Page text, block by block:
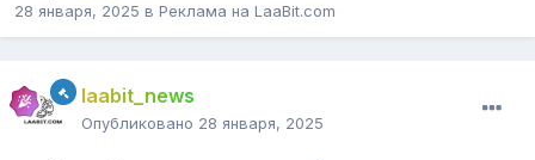
28 января, 2025 в Реклама на LaaBit.com
laabit_news
Опубликовано 28 января, 2025